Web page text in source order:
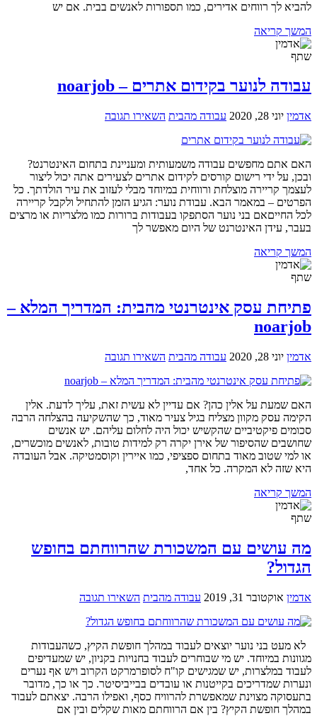
להביא לך רווחים אדירים, כמו תספורות לאנשים בבית. אם יש
המשך קריאה
שתף
עבודה לנוער בקידום אתרים – noarjob
אדמין יוני 28, 2020 עבודה מהבית השאירו תגובה
האם אתם מחפשים עבודה משמעותית ומעניינת בתחום האינטרנט?
ובכן, על ידי רישום קורסים לקידום אתרים לצעירים אתה יכול ליצור
לעצמך קריירה מוצלחת ורווחית במיוחד מבלי לעזוב את עיר הולדתך. כל
הפרטים – במאמר הבא. עבודת נוער: הגיע הזמן להתחיל ולקבל קריירה
לכל החייםאם בני נוער הסתפקו בעבודות ברורות כמו מלצריות או מרצים
בעבר, עידן האינטרנט של היום מאפשר לך
המשך קריאה
שתף
פתיחת עסק אינטרנטי מהבית: המדריך המלא –
noarjob
אדמין יוני 28, 2020 עבודה מהבית השאירו תגובה
האם שמעת על אלין כהן? אם עדיין לא עשית זאת, עליך לדעת. אלין
הקימה עסק מקוון מצליח בגיל צעיר מאוד, כך שהשקיעה בהצלחה הרבה
סכומים פיקטיביים שהקשיש יכול היה לחלום עליהם. יש אנשים
שחושבים שהסיפור של אירן יקרה רק למידות טובות, לאנשים מוכשרים,
או למי שטוב מאוד בתחום ספציפי, כמו איירין וקוסמטיקה. אבל העובדה
היא שזה לא המקרה. כל אחד,
המשך קריאה
שתף
מה עושים עם המשכורת שהרווחתם בחופש
הגדול?
אדמין אוקטובר 31, 2019 עבודה מהבית השאירו תגובה
לא מעט בני נוער יוצאים לעבוד במהלך חופשת הקיץ, כשהעבודות
מגוונות במיוחד. יש מי שבוחרים לעבוד בחנויות בקניון, יש שמעדיפים
לעבוד במלצרות, יש שמגישים קו"ח לסופרמרקט הקרוב ויש אף נערים
ונערות שמדריכים בקייטנות או עובדים בבייביסיטר. כך או כך, מדובר
בתעסוקה מצוינת שמאפשרת להרוויח כסף, ואפילו הרבה. יצאתם לעבוד
במהלך חופשת הקיץ? בין אם הרווחתם מאות שקלים ובין אם